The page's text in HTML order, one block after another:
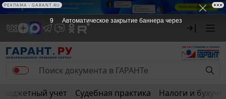
Бюджетный учет Судебная практика Налоги и
9 Автоматическое закрытие баннера через
РЕКЛАМА • GARANT.RU